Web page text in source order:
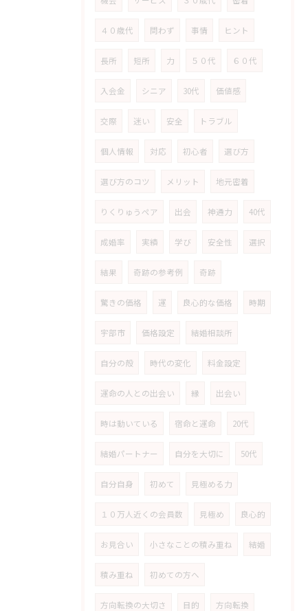
４０歳代 問わず 事情 ヒント
長所 短所 力 ５０代 ６０代
入会金 シニア 30代 価値感
交際 迷い 安全 トラブル
個人情報 対応 初心者 選び方
選び方のコツ メリット 地元密着
りくりゅうペア 出会 神通力 40代
成婚率 実績 学び 安全性 選択
結果 奇跡の参考例 奇跡
驚きの価格 運 良心的な価格 時期
宇部市 価格設定 結婚相談所
自分の殻 時代の変化 料金設定
運命の人との出会い 縁 出会い
時は動いている 宿命と運命 20代
結婚パートナー 自分を大切に 50代
自分自身 初めて 見極める力
１０万人近くの会員数 見極め 良心的
お見合い 小さなことの積み重ね 結婚
積み重ね 初めての方へ
方向転換の大切さ 目的 方向転換